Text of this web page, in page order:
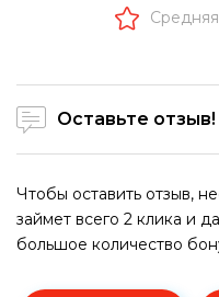
Оставьте отзыв!
Чтобы оставить отзыв,
займет всего 2 клика и
большое количество